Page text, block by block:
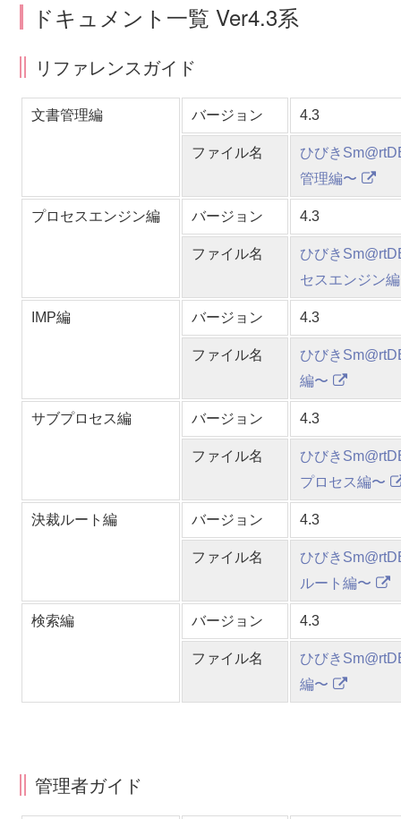
ドキュメント一覧 Ver4.3系
リファレンスガイド
文書管理編 バージョン 4.3
ファイル名
ひびき
管理編〜
プロセスエンジン編 バージョン 4.3
ファイル名
ひびき
セスエンジン
IMP編 バージョン 4.3
ファイル名
ひびき
編〜
サブプロセス編 バージョン 4.3
ファイル名
ひびき
プロセス編〜
決裁ルート編 バージョン 4.3
ファイル名
ひびき
ルート編〜
検索編 バージョン 4.3
ファイル名
ひびき
編〜
管理者ガイド